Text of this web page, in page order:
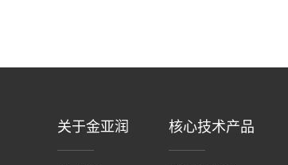
关于金亚润 核心技术产品